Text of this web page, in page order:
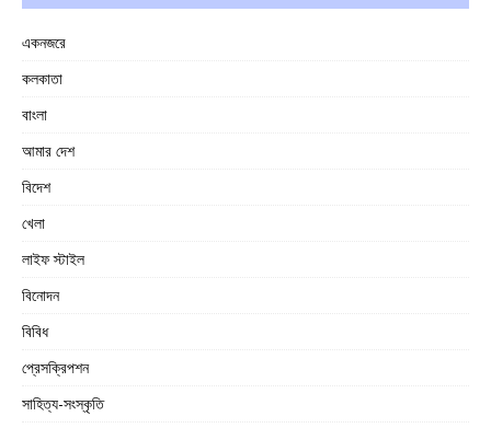
একনজরে
কলকাতা
বাংলা
আমার দেশ
বিদেশ
খেলা
লাইফ স্টাইল
বিনোদন
বিবিধ
প্রেসক্রিপশন
সাহিত্য-সংস্কৃতি